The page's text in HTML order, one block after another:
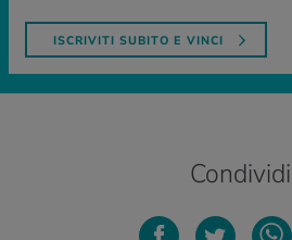
ISCRIVITI SUBITO E VINCI